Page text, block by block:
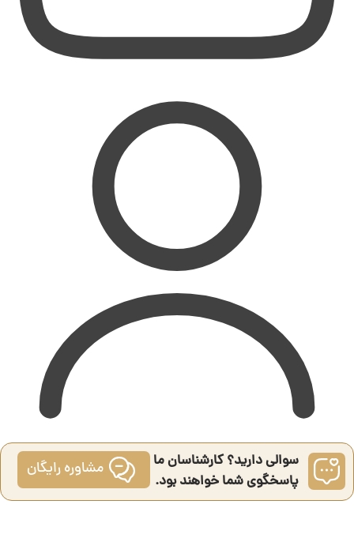
سوالی دارید؟ کارشناسان ما
پاسخگوی شما خواهند بود.
مشاوره رایگان